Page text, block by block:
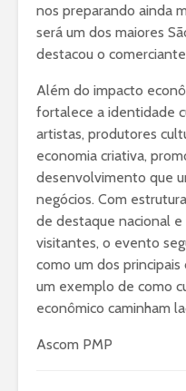
nos preparando ainda
será um dos maiores
destacou o
Além do impacto
fortalece a identidade
artistas, produtores
economia criativa,
desenvolvimento que
negócios. Com
de destaque nacional
visitantes, o evento
como um dos
um exemplo de como
econômico caminham
Ascom PMP